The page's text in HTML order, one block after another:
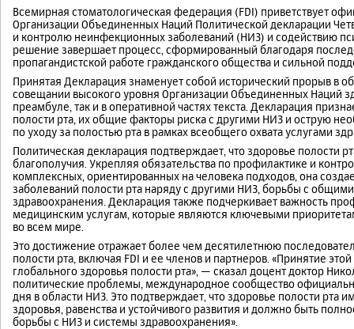
Всемирная стоматологическая федерация (FDI) приветствует
Организации Объединенных Наций Политической декларации
и контролю неинфекционных заболеваний (НИЗ) и содействию
решение завершает процесс, сформированный благодаря
пропагандистской работе гражданского общества и сильной
Принятая Декларация знаменует собой исторический прорыв в
совещании высокого уровня Организации Объединенных Наций
преамбуле, так и в оперативной частях текста. Декларация
полости рта, их общие факторы риска с другими НИЗ и острую
по уходу за полостью рта в рамках всеобщего охвата услугами
Политическая декларация подтверждает, что здоровье полости
благополучия. Укрепляя обязательства по профилактике и
комплексных, ориентированных на человека подходов, она
заболеваний полости рта наряду с другими НИЗ, борьбы с
здравоохранения. Декларация также подчеркивает важность
медицинским услугам, которые являются ключевыми
во всем мире.
Это достижение отражает более чем десятилетнюю
полости рта, включая FDI и ее членов и партнеров. «Принятие
глобального здоровья полости рта», — сказал доцент доктор
политические проблемы, международное сообщество
дня в области НИЗ. Это подтверждает, что здоровье полости
здоровья, равенства и устойчивого развития и должно быть
борьбы с НИЗ и системы здравоохранения».